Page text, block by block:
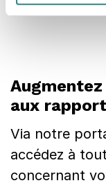
aux
Via notre
accédez à
concernant